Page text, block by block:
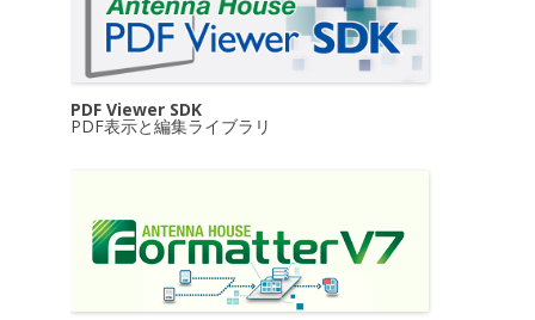
PDF Viewer SDK
PDF表示と編集ライブラリ